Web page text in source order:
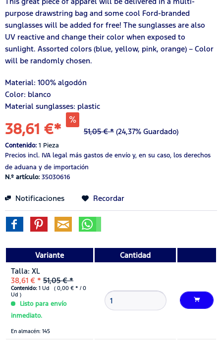
purpose drawstring bag and some cool Ford-branded
sunglasses will be added for free! The sunglasses are also
UV reactive and change their color when exposed to
sunlight. Assorted colors (blue, yellow, pink, orange) – Color
will be randomly chosen.
Material: 100% algodón
Color: blanco
Material sunglasses: plastic
38,61 €* 51,05 € * (24,37% Guardado)
Contenido: 1 Pieza
Precios incl. IVA legal más gastos de envío y, en su caso, los derechos
de aduana y de importación
N.º artículo: 35030616
Notificaciones Recordar
Variante
Cantidad
Talla: XL
38,61 € * 51,05 € *
Contenido: 1 Ud ( 0,00 € * / 0
Ud )
Listo para envío
inmediato.
En almacén: 145